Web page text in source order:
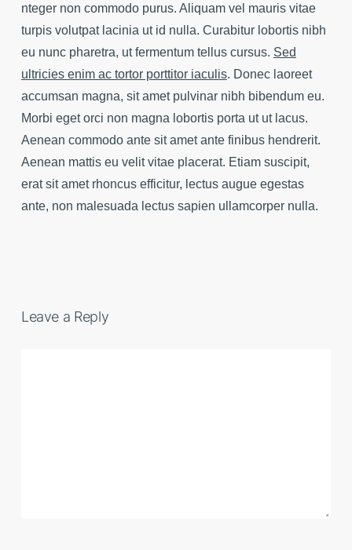
nteger non commodo purus. Aliquam vel mauris vitae
turpis volutpat lacinia ut id nulla. Curabitur lobortis nibh
eu nunc pharetra, ut fermentum tellus cursus. Sed
ultricies enim ac tortor porttitor iaculis. Donec laoreet
accumsan magna, sit amet pulvinar nibh bibendum eu.
Morbi eget orci non magna lobortis porta ut ut lacus.
Aenean commodo ante sit amet ante finibus hendrerit.
Aenean mattis eu velit vitae placerat. Etiam suscipit,
erat sit amet rhoncus efficitur, lectus augue egestas
ante, non malesuada lectus sapien ullamcorper nulla.
Leave a Reply